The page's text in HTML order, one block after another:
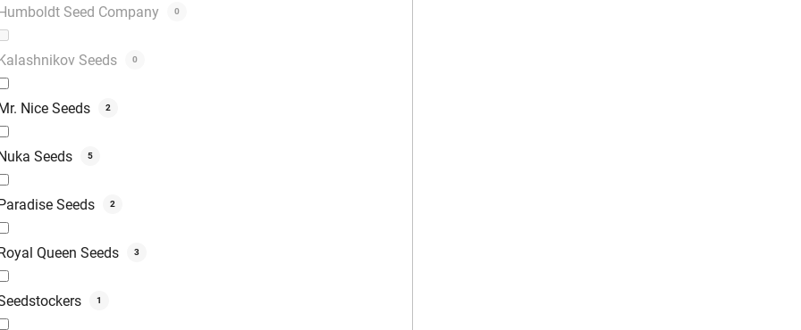
Seed Company 0
Seeds 0
Nice Seeds 2
Seeds 5
Seeds 2
Queen Seeds 3
1